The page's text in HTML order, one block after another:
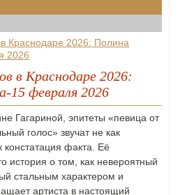
в Краснодаре 2026:
15 февраля 2026
Гагариной, эпитеты «певица от
голос» звучат не как
констатация факта. Её
история о том, как невероятный
стальным характером и
артиста в настоящий